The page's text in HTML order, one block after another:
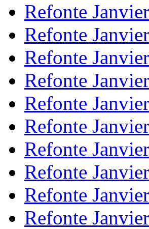
Refonte
Refonte
Refonte
Refonte
Refonte
Refonte
Refonte
Refonte
Refonte
Refonte